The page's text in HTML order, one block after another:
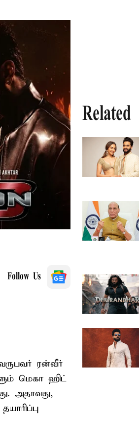
Follow Us
ரன்வீர்
மெகா ஹிட்
அதாவது,
Related